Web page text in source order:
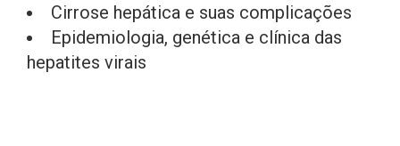
Cirrose hepática e suas complicações
Epidemiologia, genética e clínica das
hepatites virais